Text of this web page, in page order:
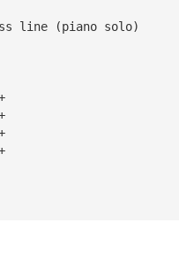
line (piano solo)